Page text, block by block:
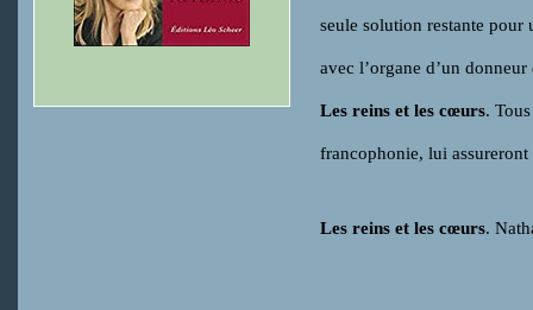
seule solution restante pour
avec l’organe d’un
Les reins et les cœurs.
francophonie, lui assureront
Les reins et les cœurs.